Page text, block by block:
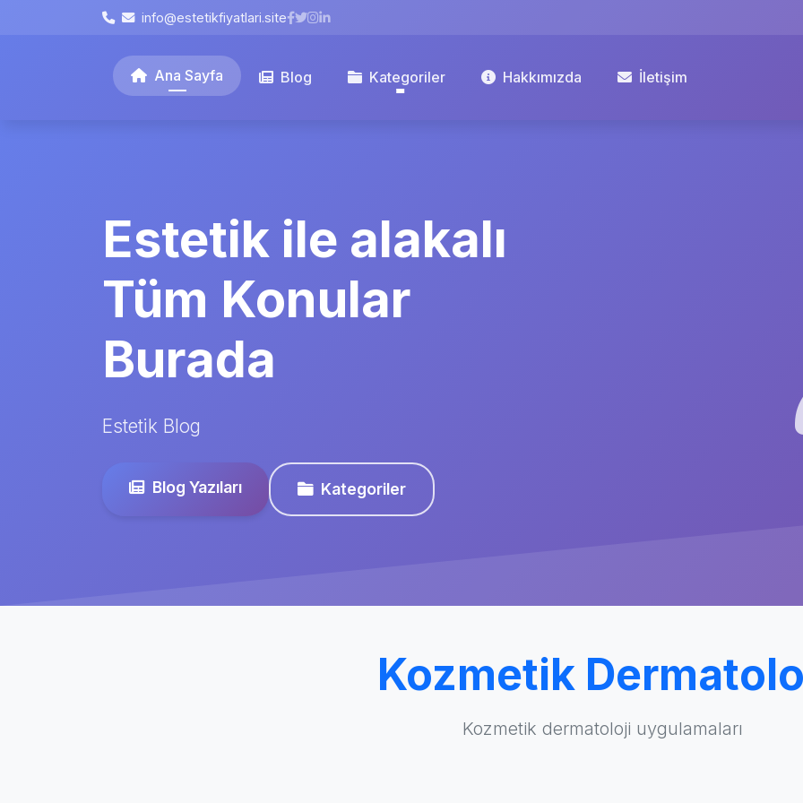
info@estetikfiyatlari.site
Ana Sayfa Blog Kategoriler Hakkımızda İletişim
Estetik ile alakalı
Tüm Konular
Burada
Estetik Blog
Blog Yazıları Kategoriler
Kozmetik
Kozmetik dermatoloji uygulamaları